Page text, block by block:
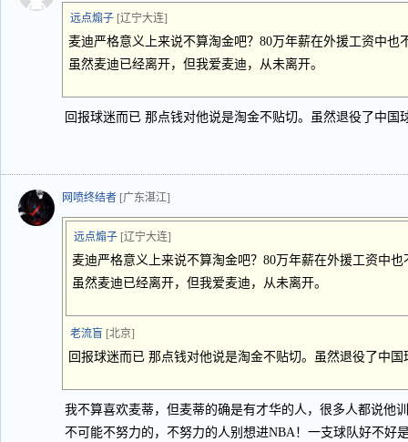
远点煽子 [辽宁大连]
麦迪严格意义上来说不算淘金吧？80万年薪在外援工资中也
虽然麦迪已经离开，但我爱麦迪，从未离开。
回报球迷而已 那点钱对他说是淘金不贴切。虽然退役了中国
网喷终结者 [广东湛江]
远点煽子 [辽宁大连]
麦迪严格意义上来说不算淘金吧？80万年薪在外援工资中也
虽然麦迪已经离开，但我爱麦迪，从未离开。
老流盲 [北京]
回报球迷而已 那点钱对他说是淘金不贴切。虽然退役了中
我不算喜欢麦蒂，但麦蒂的确是有才华的人，很多人都说他
不可能不努力的，不努力的人别想进NBA！一支球队好不好